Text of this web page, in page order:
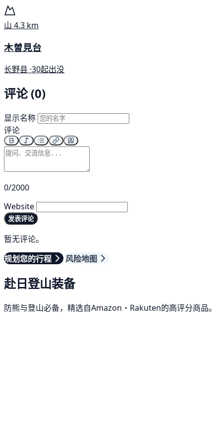
山 4.3 km
木曽見台
长野县 ·30起出没
评论 (0)
显示名称
评论
0/2000
Website
发表评论
暂无评论。
规划您的行程
风险地图
赴日登山装备
防熊与登山必备，精选自Amazon・Rakuten的高评分商品。